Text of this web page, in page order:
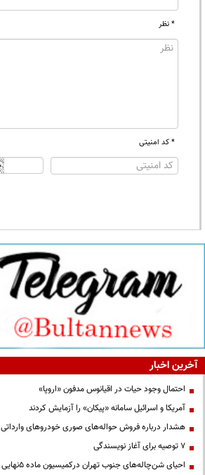
* نظر
* کد امنیتی
آخرین اخبار
احتمال وجود حیات در اقیانوس مدفون «اروپا»
آمریکا و اسرائیل سامانه «پیکان» را آزمایش کردند
هشدار درباره فروش حواله‌های صوری خودروهای وارداتی
۷ توصیه برای آغاز نویسندگی
احیای شن‌چاله‌های جنوب تهران درکمیسیون ماده ۵نهایی شد